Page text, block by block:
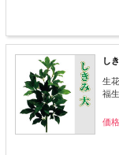
し
生
福
価